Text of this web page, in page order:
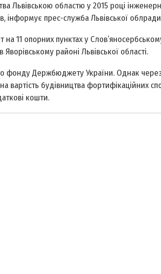
Львівською областю у 2015 році
інформує прес-служба Львівської
11 опорних пунктах у
районі Львівської області.
фонду Держбюджету України. Однак
вартість будівництва фортифікаційних
кошти.